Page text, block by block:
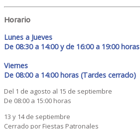
Horario
Lunes a Jueves
De 08:30 a 14:00 y de 16:00 a 19:00 horas
Viernes
De 08:00 a 14:00 horas (Tardes cerrado)
Del 1 de agosto al 15 de septiembre
De 08:00 a 15:00 horas
13 y 14 de septiembre
Cerrado por Fiestas Patronales